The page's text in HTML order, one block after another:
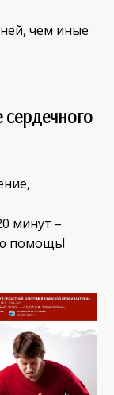
чем иные
минут –
помощь!